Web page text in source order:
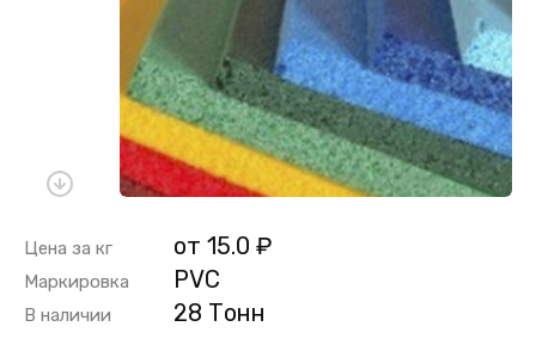
Цена за кг от 15.0 ₽
Маркировка PVC
В наличии 28 Тонн